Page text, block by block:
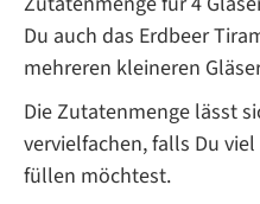
Du auch das Erdbeer
mehreren kleineren
Die Zutatenmenge lässt
vervielfachen, falls Du
füllen möchtest.